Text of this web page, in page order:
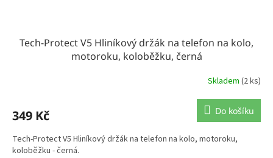
Tech-Protect V5 Hliníkový držák na telefon na kolo,
motoroku, koloběžku, černá
Skladem (2 ks)
349 Kč Do košíku
Tech-Protect V5 Hliníkový držák na telefon na kolo, motoroku,
koloběžku - černá.